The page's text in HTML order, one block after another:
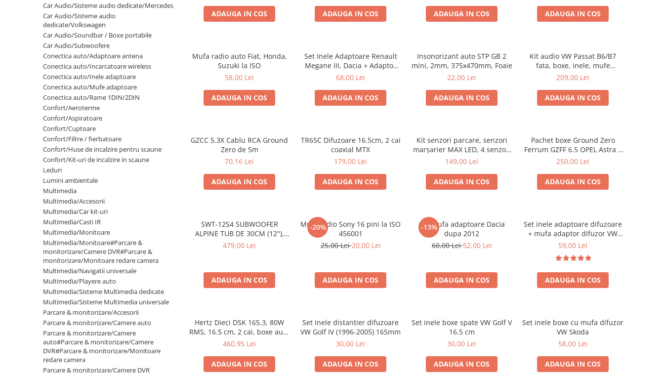
Accesorii auto
Incalzire scaune
Stergatoare auto
Paravanturi auto
Lumini ambientale
Car Audio/Sisteme audio dedicate/Mercedes
Car Audio/Sisteme audio
dedicate/Volkswagen
Car Audio/Soundbar / Boxe portabile
Car Audio/Subwoofere
Conectica auto/Adaptoare antena
Conectica auto/Incarcatoare wireless
Conectica auto/Inele adaptoare
Conectica auto/Mufe adaptoare
Conectica auto/Rame 1DIN/2DIN
Confort/Aeroterme
Confort/Aspiratoare
Confort/Cuptoare
Confort/Filtre / fierbatoare
Confort/Huse de incalzire pentru scaune
Confort/Kit-uri de incalzire in scaune
Leduri
Lumini ambientale
Multimedia
Multimedia/Accesorii
Multimedia/Car kit-uri
Multimedia/Casti IR
Multimedia/Monitoare
Multimedia/Monitoare#Parcare &
monitorizare/Camere DVR#Parcare &
monitorizare/Monitoare redare camera
Multimedia/Navigatii universale
Multimedia/Playere auto
Multimedia/Sisteme Multimedia dedicate
Multimedia/Sisteme Multimedia universale
Parcare & monitorizare/Accesorii
Parcare & monitorizare/Camere auto
Parcare & monitorizare/Camere
auto#Parcare & monitorizare/Camere
DVR#Parcare & monitorizare/Monitoare
redare camera
Parcare & monitorizare/Camere DVR
ADAUGA IN COS ADAUGA IN COS ADAUGA IN COS ADAUGA IN COS
Mufa radio auto Fiat, Honda,
Suzuki la ISO
58,00 Lei
ADAUGA IN COS
Set Inele Adaptoare Renault
Megane III, Dacia + Adaptor
conector difuzor
68,00 Lei
ADAUGA IN COS
Insonorizant auto STP GB 2
mini, 2mm, 375x470mm, Foaie
22,00 Lei
ADAUGA IN COS
Kit audio VW Passat B6/B7
fata, boxe, inele, mufe
adaptoare Excalibur X172
209,00 Lei
ADAUGA IN COS
GZCC 5.3X Cablu RCA Ground
Zero de 5m
70,16 Lei
ADAUGA IN COS
TR65C Difuzoare 16.5cm, 2 cai
coaxial MTX
179,00 Lei
ADAUGA IN COS
Kit senzori parcare, senzori
marșarier MAX LED, 4 senzori
negri -02287
149,00 Lei
ADAUGA IN COS
Pachet boxe Ground Zero
Ferrum GZFF 6.5 OPEL Astra J,
Astra K
250,00 Lei
ADAUGA IN COS
SWT-12S4 SUBWOOFER
ALPINE TUB DE 30CM (12"),
1000W
479,00 Lei
ADAUGA IN COS
-20%
Mufa radio Sony 16 pini la ISO
456001
25,00 Lei20,00 Lei
ADAUGA IN COS
-13%
Set mufa adaptoare Dacia
dupa 2012
60,00 Lei52,00 Lei
ADAUGA IN COS
Set inele adaptoare difuzoare
+ mufa adaptor difuzor VW
Golf IV
59,00 Lei
ADAUGA IN COS
Hertz Dieci DSK 165.3, 80W
RMS, 16.5 cm, 2 cai, boxe auto
sisteme
460,95 Lei
ADAUGA IN COS
Set inele distantier difuzoare
VW Golf IV (1996-2005) 165mm
30,00 Lei
ADAUGA IN COS
Set inele boxe spate VW Golf V
16.5 cm
30,00 Lei
ADAUGA IN COS
Set inele boxe cu mufa difuzor
VW Skoda
58,00 Lei
ADAUGA IN COS